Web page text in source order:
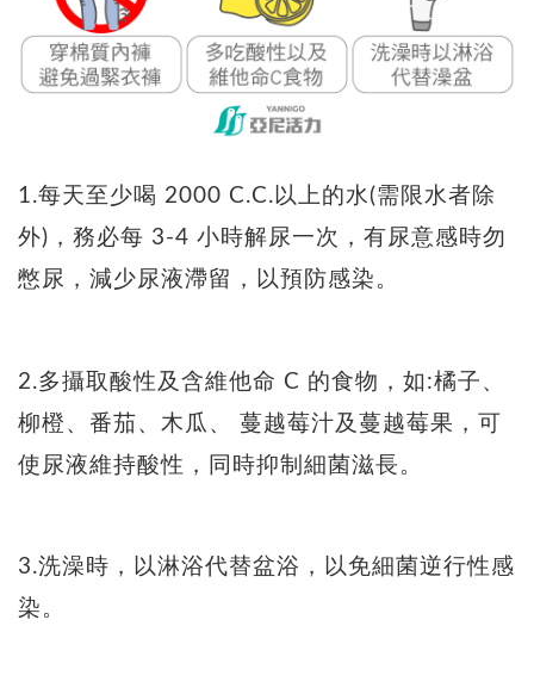
1.每天至少喝 2000 C.C.以上的水(需限水者除
外)，務必每 3-4 小時解尿一次，有尿意感時勿
憋尿，減少尿液滯留，以預防感染。
2.多攝取酸性及含維他命 C 的食物，如:橘子、
柳橙、番茄、木瓜、 蔓越莓汁及蔓越莓果，可
使尿液維持酸性，同時抑制細菌滋長。
3.洗澡時，以淋浴代替盆浴，以免細菌逆行性感
染。